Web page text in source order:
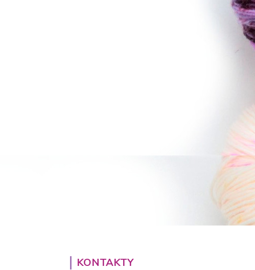
KONTAKTY